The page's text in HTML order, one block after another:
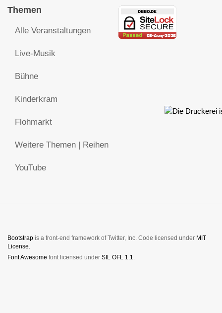
Themen
Alle Veranstaltungen
Live-Musik
Bühne
Kinderkram
Flohmarkt
Weitere Themen | Reihen
YouTube
Bootstrap is a front-end framework of Twitter, Inc. Code licensed under MIT
License.
Font Awesome font licensed under SIL OFL 1.1